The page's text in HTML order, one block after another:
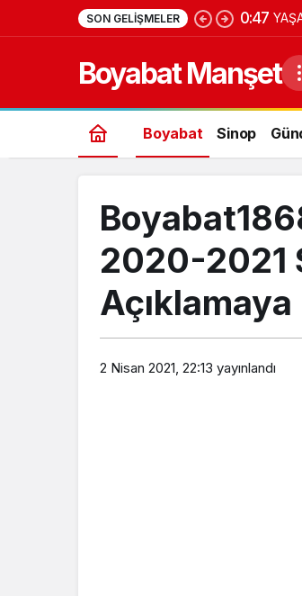
SON GELIŞMELER 0:47
Boyabat Manşet
Boyabat Sinop
2020-2021
2 Nisan 2021, 22:13 yayınlandı